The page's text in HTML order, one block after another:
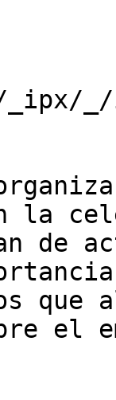
_/
la
de
que
el